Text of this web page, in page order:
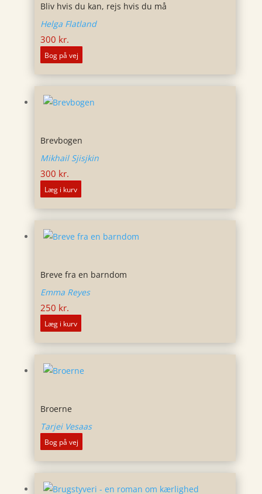
Bliv hvis du kan, rejs hvis du må
Helga Flatland
300 kr.
Bog på vej
Brevbogen
Mikhail Sjisjkin
300 kr.
Læg i kurv
Breve fra en barndom
Emma Reyes
250 kr.
Læg i kurv
Broerne
Tarjei Vesaas
Bog på vej